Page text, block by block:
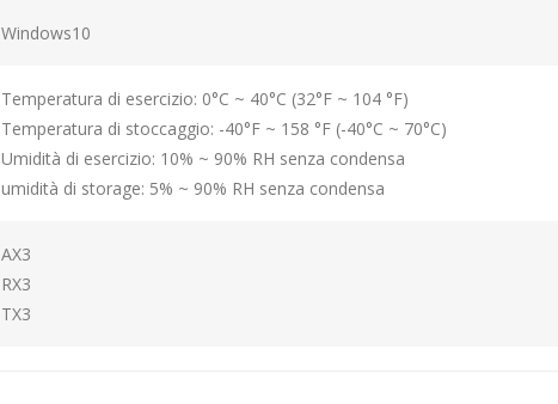
Windows10
Temperatura di esercizio: 0°C ~ 40°C (32°F ~ 104 °F)
Temperatura di stoccaggio: -40°F ~ 158 °F (-40°C ~ 70°C)
Umidità di esercizio: 10% ~ 90% RH senza condensa
umidità di storage: 5% ~ 90% RH senza condensa
AX3
RX3
TX3